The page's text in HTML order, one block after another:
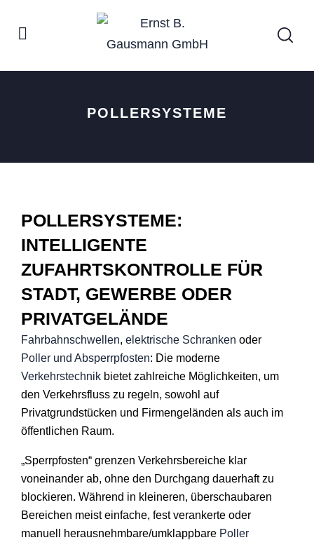
POLLERSYSTEME
POLLERSYSTEME:
INTELLIGENTE
ZUFAHRTSKONTROLLE FÜR
STADT, GEWERBE ODER
PRIVATGELÄNDE
Fahrbahnschwellen, elektrische Schranken oder
Poller und Absperrpfosten: Die moderne
Verkehrstechnik bietet zahlreiche Möglichkeiten, um
den Verkehrsfluss zu regeln, sowohl auf
Privatgrundstücken und Firmengeländen als auch im
öffentlichen Raum.
„Sperrpfosten“ grenzen Verkehrsbereiche klar
voneinander ab, ohne den Durchgang dauerhaft zu
blockieren. Während in kleineren, überschaubaren
Bereichen meist einfache, fest verankerte oder
manuell herausnehmbare/umklappbare Poller